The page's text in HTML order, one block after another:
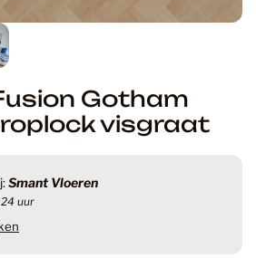
Gotham
visgraat
Smant Vloeren
uur